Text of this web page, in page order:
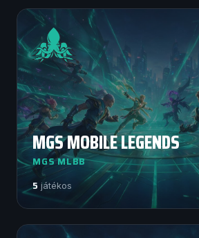
MGS MOBILE LEGENDS
MGS MLBB
5 játékos